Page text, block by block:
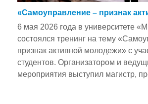
«Самоуправление – признак
6 мая 2026 года в университете
состоялся тренинг на тему
признак активной молодежи» с
студентов. Организатором и
мероприятия выступил магистр,